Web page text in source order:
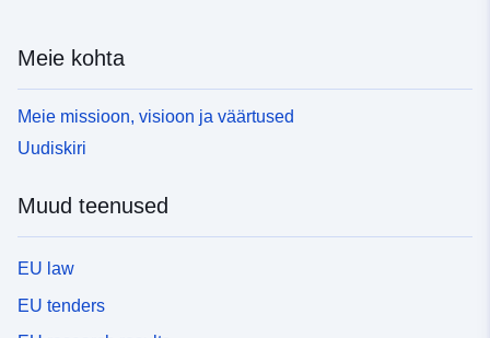
Meie kohta
Meie missioon, visioon ja väärtused
Uudiskiri
Muud teenused
EU law
EU tenders